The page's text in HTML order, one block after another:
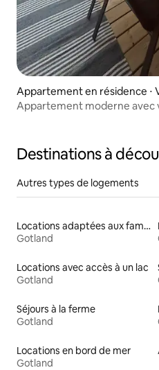
Appartement en résidence ⋅
Appartement moderne avec
Destinations à
Autres types de logements
Locations adaptées aux familles
Gotland
Locations avec accès à un lac
Gotland
Séjours à la ferme
Gotland
Locations en bord de mer
Gotland